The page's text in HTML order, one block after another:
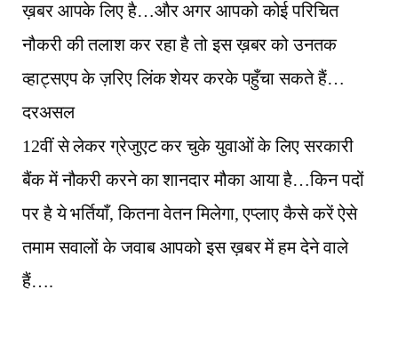
ख़बर आपके लिए है…और अगर आपको कोई परिचित
नौकरी की तलाश कर रहा है तो इस ख़बर को उनतक
व्हाट्सएप के ज़रिए लिंक शेयर करके पहुँचा सकते हैं…
दरअसल
12वीं से लेकर ग्रेजुएट कर चुके युवाओं के लिए सरकारी
बैंक में नौकरी करने का शानदार मौका आया है…किन पदों
पर है ये भर्तियाँ, कितना वेतन मिलेगा, एप्लाए कैसे करें ऐसे
तमाम सवालों के जवाब आपको इस ख़बर में हम देने वाले
हैं….